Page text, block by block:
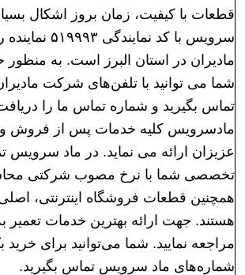
قطعات با کیفیت، زمان بروز اشکال
سرویس با کد
مادیران در استان البرز است. به منظور
تماس بگیرید و شماره تماس ما را
مادسرویس کلیه خدمات پس از فروش
عزیزان ارائه می نماید. در ماد سرویس
تخصصی شما با نرخ مصوب شرکتی
همچنین قطعات فروشگاه اینترنتی،
هستند. جهت ارائه بهترین خدمات تعمیر
شماره‌های ماد سرویس تماس بگیرید.